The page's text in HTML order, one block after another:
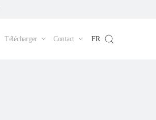
Télécharger Contact FR